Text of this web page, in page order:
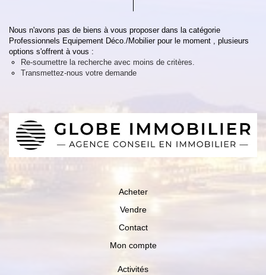
Nous n'avons pas de biens à vous proposer dans la catégorie
Professionnels Equipement Déco./Mobilier pour le moment , plusieurs
options s'offrent à vous :
Re-soumettre la recherche avec moins de critères.
Transmettez-nous votre demande
Acheter
Vendre
Contact
Mon compte
Activités